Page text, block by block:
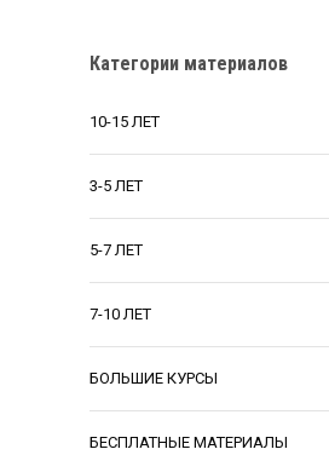
Категории материалов
10-15 ЛЕТ
3-5 ЛЕТ
5-7 ЛЕТ
7-10 ЛЕТ
БОЛЬШИЕ КУРСЫ
БЕСПЛАТНЫЕ МАТЕРИАЛЫ